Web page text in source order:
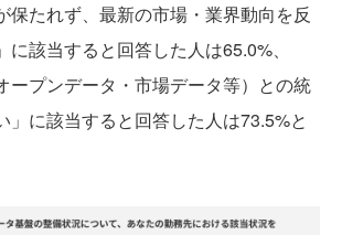
保たれず、最新の市場・業界動向を反
該当すると回答した人は65.0%、
ープンデータ・市場データ等）との統
」に該当すると回答した人は73.5%と